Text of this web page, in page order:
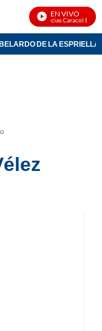
EN VIVO
Noticias Caracol En
DE LA ESPRIELLA